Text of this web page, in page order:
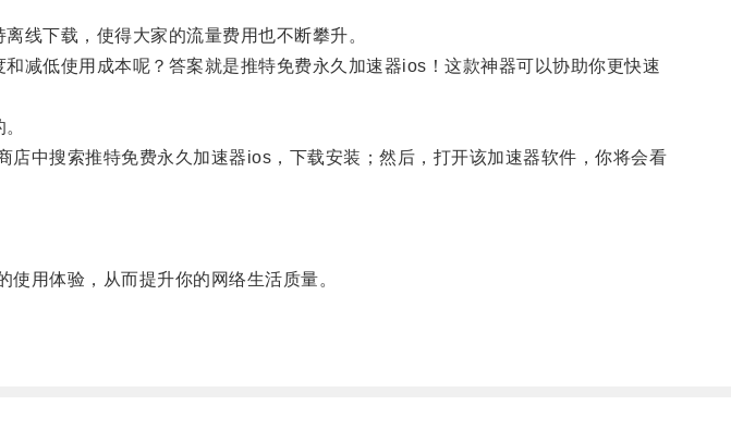
下载，使得大家的流量费用也不断攀升。
低使用成本呢？答案就是推特免费永久加速器ios！这款神器可以协助你更快速
中搜索推特免费永久加速器ios，下载安装；然后，打开该加速器软件，你将会看
用体验，从而提升你的网络生活质量。